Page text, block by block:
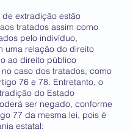
extradição estão
tratados assim como
pelo indivíduo,
uma relação do direito
ao direito público
caso dos tratados, como
76 e 78. Entretanto, o
do Estado
ser negado, conforme
77 da mesma lei, pois é
estatal: